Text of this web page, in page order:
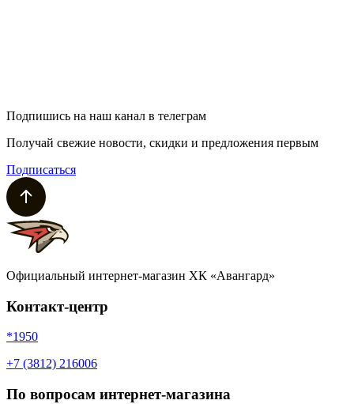
Подпишись на наш канал в телеграм
Получай свежие новости, скидки и предложения первым
Подписаться
Официальный интернет-магазин ХК «Авангард»
Контакт-центр
*1950
+7 (3812) 216006
По вопросам интернет-магазина